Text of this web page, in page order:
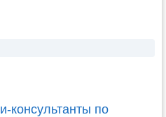
консультанты по